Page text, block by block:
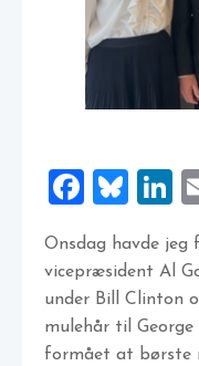
Onsdag havde jeg
vicepræsident Al
under Bill Clinton
mulehår til
formået at børste